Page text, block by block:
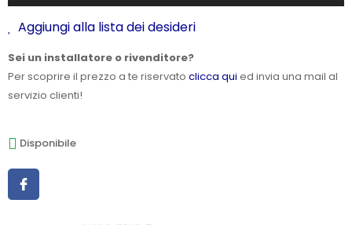
Aggiungi alla lista dei desideri
Sei un installatore o rivenditore?
Per scoprire il prezzo a te riservato clicca qui ed invia una mail al
servizio clienti!
Disponibile